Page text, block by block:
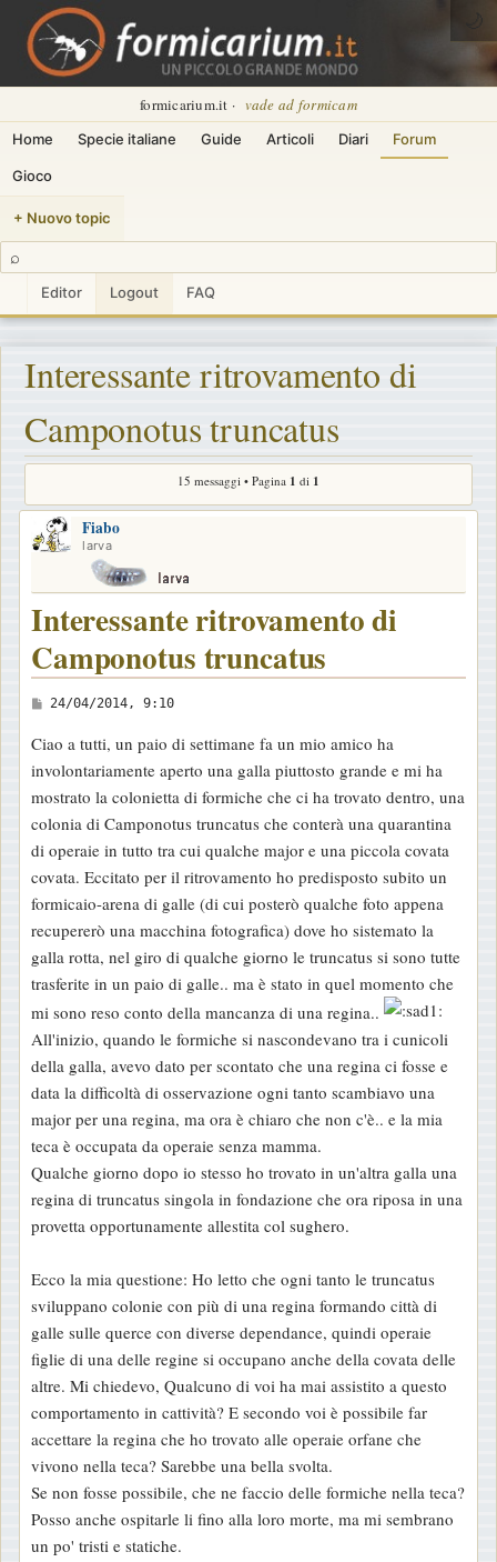
formicarium.it · vade ad formicam
Home Specie italiane Guide Articoli Diari Forum
Gioco
+ Nuovo topic
⌕
Editor Logout FAQ
🌙
Interessante ritrovamento di
Camponotus truncatus
15 messaggi • Pagina 1 di 1
Fiabo
larva
Interessante ritrovamento di
Camponotus truncatus
M
s
s
a
g
g
i
o
24/04/2014, 9:10
Ciao a tutti, un paio di settimane fa un mio amico ha
involontariamente aperto una galla piuttosto grande e mi ha
mostrato la colonietta di formiche che ci ha trovato dentro, una
colonia di Camponotus truncatus che conterà una quarantina
di operaie in tutto tra cui qualche major e una piccola covata
covata. Eccitato per il ritrovamento ho predisposto subito un
formicaio-arena di galle (di cui posterò qualche foto appena
recupererò una macchina fotografica) dove ho sistemato la
galla rotta, nel giro di qualche giorno le truncatus si sono tutte
trasferite in un paio di galle.. ma è stato in quel momento che
mi sono reso conto della mancanza di una regina..
All'inizio, quando le formiche si nascondevano tra i cunicoli
della galla, avevo dato per scontato che una regina ci fosse e
data la difficoltà di osservazione ogni tanto scambiavo una
major per una regina, ma ora è chiaro che non c'è.. e la mia
teca è occupata da operaie senza mamma.
Qualche giorno dopo io stesso ho trovato in un'altra galla una
regina di truncatus singola in fondazione che ora riposa in una
provetta opportunamente allestita col sughero.
Ecco la mia questione: Ho letto che ogni tanto le truncatus
sviluppano colonie con più di una regina formando città di
galle sulle querce con diverse dependance, quindi operaie
figlie di una delle regine si occupano anche della covata delle
altre. Mi chiedevo, Qualcuno di voi ha mai assistito a questo
comportamento in cattività? E secondo voi è possibile far
accettare la regina che ho trovato alle operaie orfane che
vivono nella teca? Sarebbe una bella svolta.
Se non fosse possibile, che ne faccio delle formiche nella teca?
Posso anche ospitarle li fino alla loro morte, ma mi sembrano
un po' tristi e statiche.